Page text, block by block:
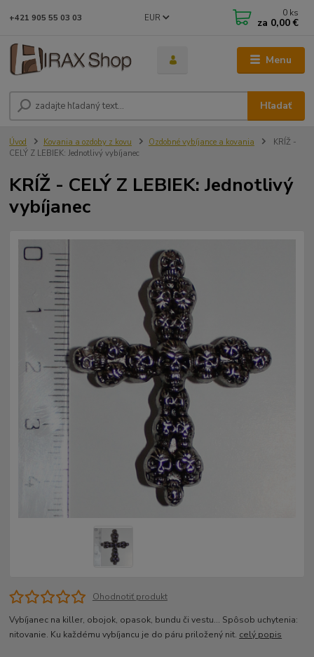
Menu
EUR
Hľadať
+421 905 55 03 03 0 ks
za 0,00 €
Úvod Kovania a ozdoby z kovu Ozdobné vybíjance a kovania
KRÍŽ -
CELÝ Z LEBIEK: Jednotlivý vybíjanec
KRÍŽ - CELÝ Z LEBIEK: Jednotlivý
vybíjanec
Ohodnotiť produkt
Vybíjanec na killer, obojok, opasok, bundu či vestu... Spôsob uchytenia:
nitovanie. Ku každému vybíjancu je do páru priložený nit. celý popis